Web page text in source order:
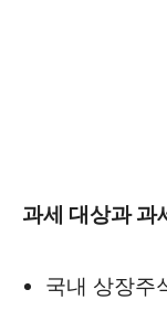
과세 대상과 과
국내 상장주